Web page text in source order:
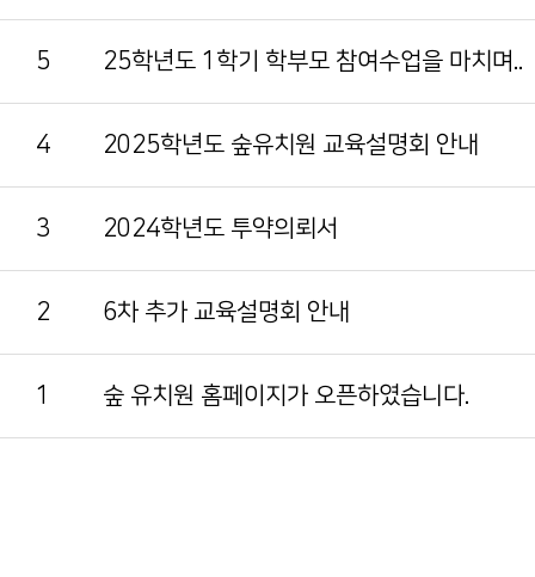
5 25학년도 1학기 학부모 참여수업을 마치며..
4 2025학년도 숲유치원 교육설명회 안내
3 2024학년도 투약의뢰서
2 6차 추가 교육설명회 안내
1 숲 유치원 홈페이지가 오픈하였습니다.